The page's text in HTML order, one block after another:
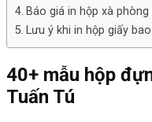
Báo giá in hộp xà phòng
Lưu ý khi in hộp giấy
40+ mẫu hộp
Tuấn Tú